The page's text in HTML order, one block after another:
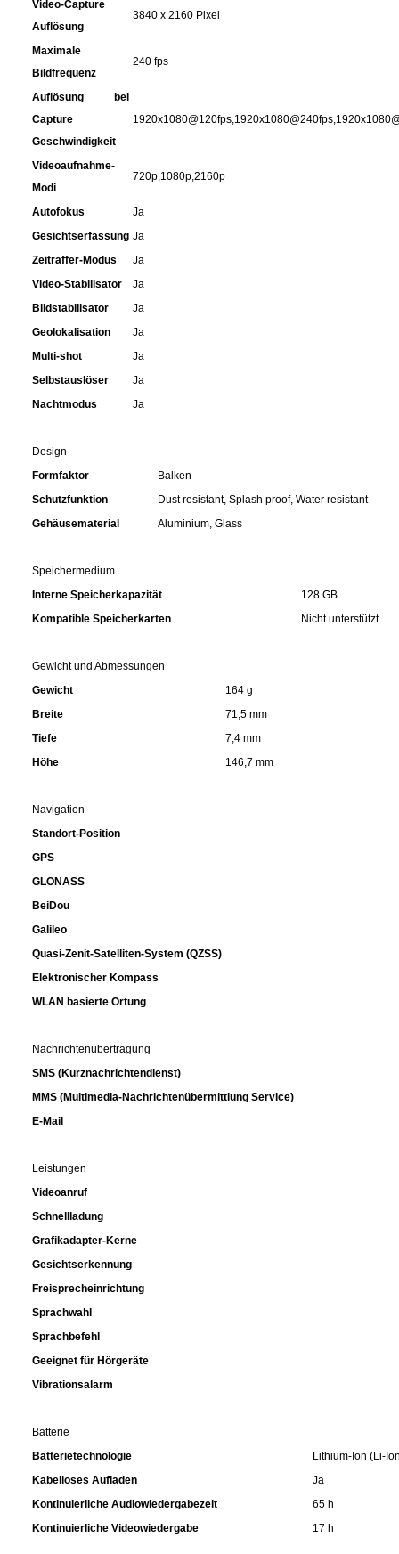
Spirituosen
Tee
Teigwaren
Textilien
Tischbereich
Tischkultur
Trocken-/Backfrüchte
Verpackung- und Verbrauchsmaterial
Waffeln / Kekse
Wein
Zucker / Süßstoffe
Video-Capture
Auflösung
3840 x 2160 Pixel
Maximale
Bildfrequenz
240 fps
Auflösung bei
Capture
Geschwindigkeit
Videoaufnahme-
Modi
720p,1080p,2160p
Autofokus
Ja
Gesichtserfassung Ja
Zeitraffer-Modus
Ja
Video-Stabilisator
Ja
Bildstabilisator
Ja
Geolokalisation
Ja
Multi-shot
Ja
Selbstauslöser
Ja
Nachtmodus
Ja
Design
Formfaktor
Balken
Schutzfunktion
Dust resistant, Splash proof, Water resistant
Gehäusematerial
Aluminium, Glass
Speichermedium
Interne Speicherkapazität
128 GB
Kompatible Speicherkarten
Nicht unterstützt
Gewicht und Abmessungen
Gewicht
164 g
Breite
71,5 mm
Tiefe
7,4 mm
Höhe
146,7 mm
Navigation
Standort-Position
GPS
GLONASS
BeiDou
Galileo
Quasi-Zenit-Satelliten-System (QZSS)
Elektronischer Kompass
WLAN basierte Ortung
Nachrichtenübertragung
SMS (Kurznachrichtendienst)
MMS (Multimedia-Nachrichtenübermittlung Service)
E-Mail
Leistungen
Videoanruf
Schnellladung
Grafikadapter-Kerne
Gesichtserkennung
Freisprecheinrichtung
Sprachwahl
Sprachbefehl
Geeignet für Hörgeräte
Vibrationsalarm
Batterie
Batterietechnologie
Lithium-Ion (Li-
Kabelloses Aufladen
Ja
Kontinuierliche Audiowiedergabezeit
65 h
Kontinuierliche Videowiedergabe
17 h